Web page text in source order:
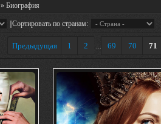
» Биография
||Сортировать по странам:
Предыдущая 1 2 ... 69 70 71